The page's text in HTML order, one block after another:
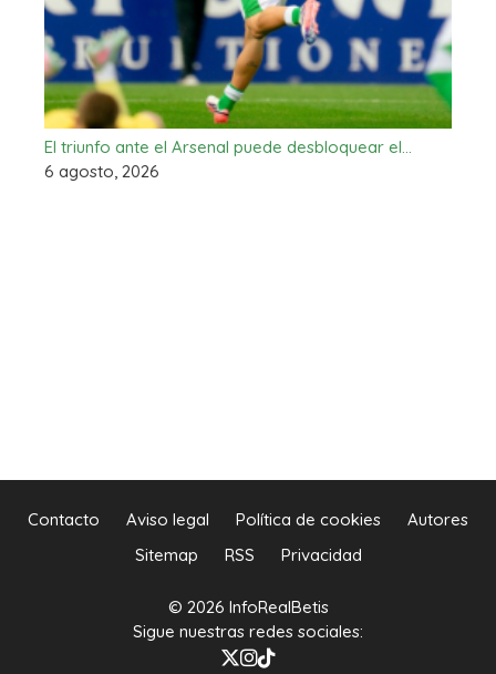
El triunfo ante el Arsenal puede desbloquear el…
6 agosto, 2026
Contacto Aviso legal Política de cookies
Autores
Sitemap
RSS Privacidad
© 2026 InfoRealBetis
Sigue nuestras redes sociales: